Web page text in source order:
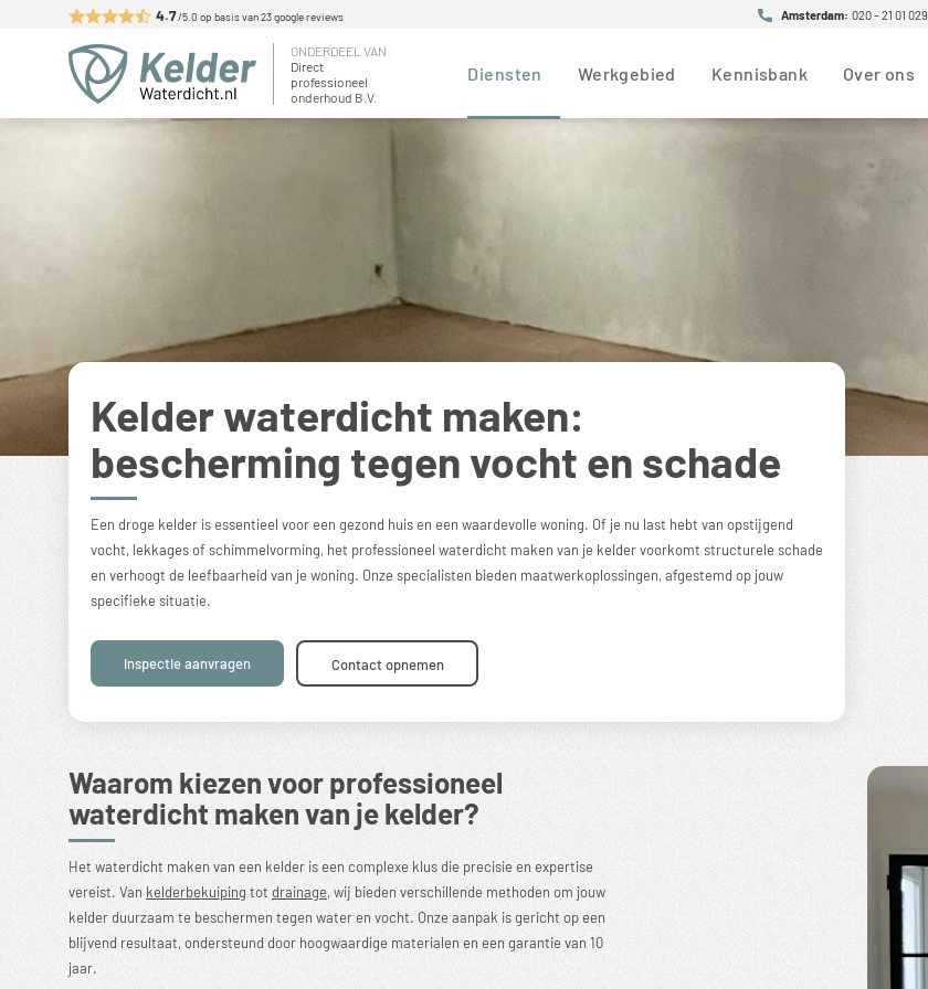
4.7/5.0 op basis van23google reviews Amsterdam: 020 – 21 01 029
Kelderwaterdicht.nl
Maatwerk voor uw kelder
ONDERDEEL VAN:
Direct
professioneel
onderhoud B.V.
Diensten Werkgebied Kennisbank Over ons
Kelder waterdicht maken:
bescherming tegen vocht en schade
Een droge kelder is essentieel voor een gezond huis en een waardevolle woning. Of je nu last hebt van opstijgend
vocht, lekkages of schimmelvorming, het professioneel waterdicht maken van je kelder voorkomt structurele schade
en verhoogt de leefbaarheid van je woning. Onze specialisten bieden maatwerkoplossingen, afgestemd op jouw
specifieke situatie.
Inspectie aanvragen Contact opnemen
Waarom kiezen voor professioneel
waterdicht maken van je kelder?
Het waterdicht maken van een kelder is een complexe klus die precisie en expertise
vereist. Van kelderbekuiping tot drainage, wij bieden verschillende methoden om jouw
kelder duurzaam te beschermen tegen water en vocht. Onze aanpak is gericht op een
blijvend resultaat, ondersteund door hoogwaardige materialen en een garantie van 10
jaar.